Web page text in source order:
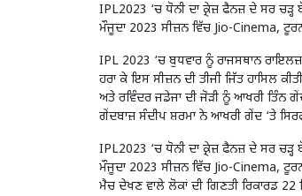
IPL2023 ‘ਚ ਧੋਨੀ ਦਾ ਕ੍ਰੇਜ਼ ਫੈਨਜ਼ ਦੇ ਸਰ
ਮੌਜੂਦਾ 2023 ਸੀਜ਼ਨ ਵਿੱਚ Jio-Cinema,
IPL 2023 ‘ਚ ਬੁਧਵਾਰ ਨੂੰ ਰਾਜਸਥਾਨ
ਹਰਾ ਕੇ ਇਸ ਸੀਜ਼ਨ ਦੀ ਤੀਜੀ ਜਿੱਤ ਹਾਸਿਲ
ਅਤੇ ਰਵਿੰਦਰ ਜਡੇਜਾ ਦੀ ਜੋੜੀ ਨੂੰ ਆਖਰੀ ਤਿੰਨ
ਗੇਂਦਬਾਜ਼ ਸੰਦੀਪ ਸ਼ਰਮਾ ਨੇ ਆਖਰੀ ਗੇਂਦ ‘ਤੇ
IPL2023 ‘ਚ ਧੋਨੀ ਦਾ ਕ੍ਰੇਜ਼ ਫੈਨਜ਼ ਦੇ ਸਰ
ਮੌਜੂਦਾ 2023 ਸੀਜ਼ਨ ਵਿੱਚ Jio-Cinema,
ਮੈਚ ਦੇਖਣ ਵਾਲੇ ਲੋਕਾਂ ਦੀ ਗਿਣਤੀ ਰਿਕਾਰਡ